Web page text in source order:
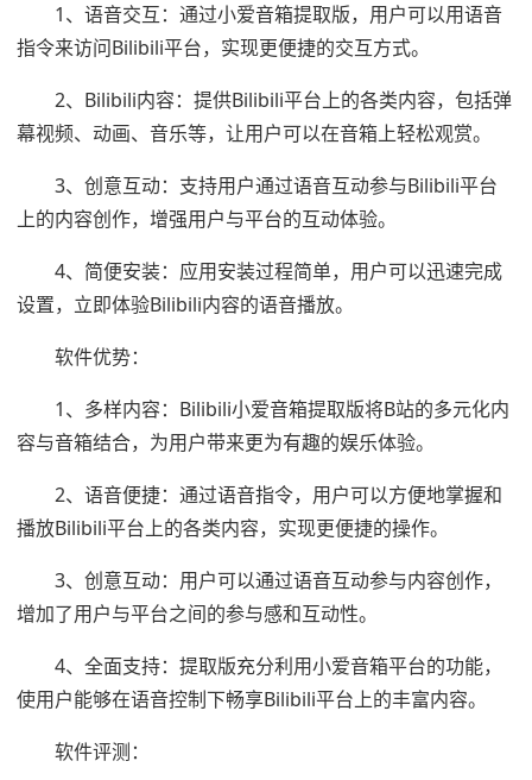
1、语音交互：通过小爱音箱提取版，用户可以用语音
指令来访问Bilibili平台，实现更便捷的交互方式。
2、Bilibili内容：提供Bilibili平台上的各类内容，包括弹
幕视频、动画、音乐等，让用户可以在音箱上轻松观赏。
3、创意互动：支持用户通过语音互动参与Bilibili平台
上的内容创作，增强用户与平台的互动体验。
4、简便安装：应用安装过程简单，用户可以迅速完成
设置，立即体验Bilibili内容的语音播放。
软件优势：
1、多样内容：Bilibili小爱音箱提取版将B站的多元化内
容与音箱结合，为用户带来更为有趣的娱乐体验。
2、语音便捷：通过语音指令，用户可以方便地掌握和
播放Bilibili平台上的各类内容，实现更便捷的操作。
3、创意互动：用户可以通过语音互动参与内容创作，
增加了用户与平台之间的参与感和互动性。
4、全面支持：提取版充分利用小爱音箱平台的功能，
使用户能够在语音控制下畅享Bilibili平台上的丰富内容。
软件评测：